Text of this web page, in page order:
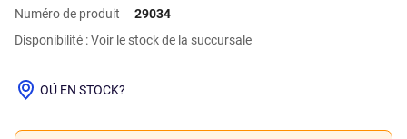
Numéro de produit
29034
Disponibilité : Voir le stock de la succursale
OÚ EN STOCK?